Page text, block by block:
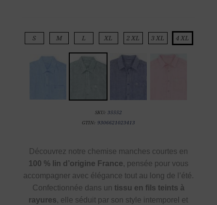
S M L XL 2 XL 3 XL 4 XL
SKU: 35552
GTIN: 9306621023413
Découvrez notre chemise manches courtes en
100 % lin d’origine France, pensée pour vous
accompagner avec élégance tout au long de l’été.
Confectionnée dans un tissu en fils teints à
rayures, elle séduit par son style intemporel et